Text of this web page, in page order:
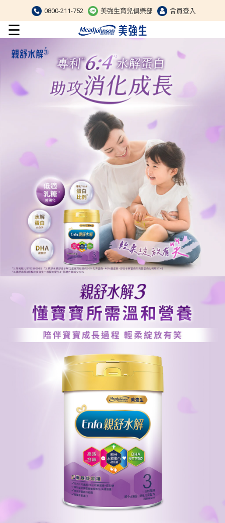
0800-211-752 美強生育兒俱樂部 會員登入
☰